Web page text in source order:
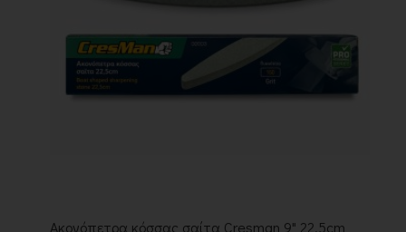
Ακονόπετρα κόσσας σαίτα Cresman 9" 22.5cm